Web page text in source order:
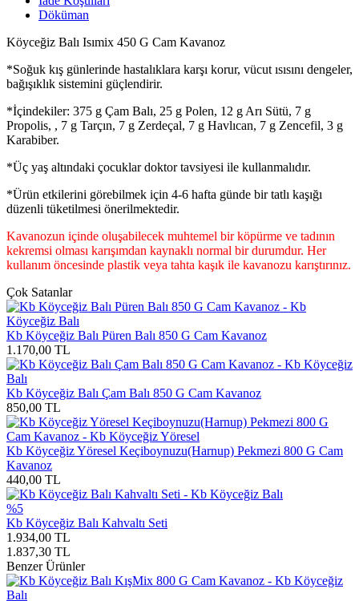
Döküman
Köyceğiz Balı Isımix 450 G Cam Kavanoz
*Soğuk kış günlerinde hastalıklara karşı korur, vücut ısısını dengeler,
bağışıklık sistemini güçlendirir.
*İçindekiler: 375 g Çam Balı, 25 g Polen, 12 g Arı Sütü, 7 g
Propolis, , 7 g Tarçın, 7 g Zerdeçal, 7 g Havlıcan, 7 g Zencefil, 3 g
Karabiber.
*Üç yaş altındaki çocuklar doktor tavsiyesi ile kullanmalıdır.
*Ürün etkilerini görebilmek için 4-6 hafta günde bir tatlı kaşığı
düzenli tüketilmesi önerilmektedir.
Kavanozun içinde oluşabilecek muhtemel bir köpürme ve tadının
kekremsi olması karışımdan kaynaklı normal bir durumdur. Her
kullanım öncesinde plastik veya tahta kaşık ile kavanozu karıştırınız.
Çok Satanlar
Kb Köyceğiz Balı Püren Balı 850 G Cam Kavanoz
1.170,00 TL
Kb Köyceğiz Balı Çam Balı 850 G Cam Kavanoz
850,00 TL
Kb Köyceğiz Yöresel Keçiboynuzu(Harnup) Pekmezi 800 G Cam
Kavanoz
440,00 TL
%5
Kb Köyceğiz Balı Kahvaltı Seti
1.934,00 TL
1.837,30 TL
Benzer Ürünler